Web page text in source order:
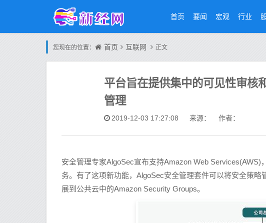
首页 要闻 宏观 行业
您现在的位置： 首页 互联网 正文
平台旨在提供集中的可见性审核
管理
2019-12-03 17:27:08 来源： 作者：
安全管理专家AlgoSec宣布支持Amazon Web
务。有了这项新功能，AlgoSec安全管理套件可以将安全策
展到公共云中的Amazon Security Groups。